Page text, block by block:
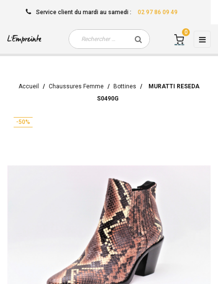
Service client du mardi au samedi : 02 97 86 09 49
☰
0
Accueil Chaussures Femme Bottines
MURATTI RESEDA
S0490G
-50%